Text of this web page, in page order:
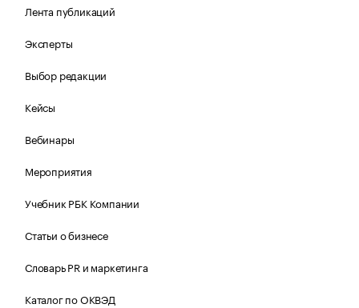
Лента публикаций
Эксперты
Выбор редакции
Кейсы
Вебинары
Мероприятия
Учебник РБК Компании
Статьи о бизнесе
Словарь PR и маркетинга
Каталог по ОКВЭД